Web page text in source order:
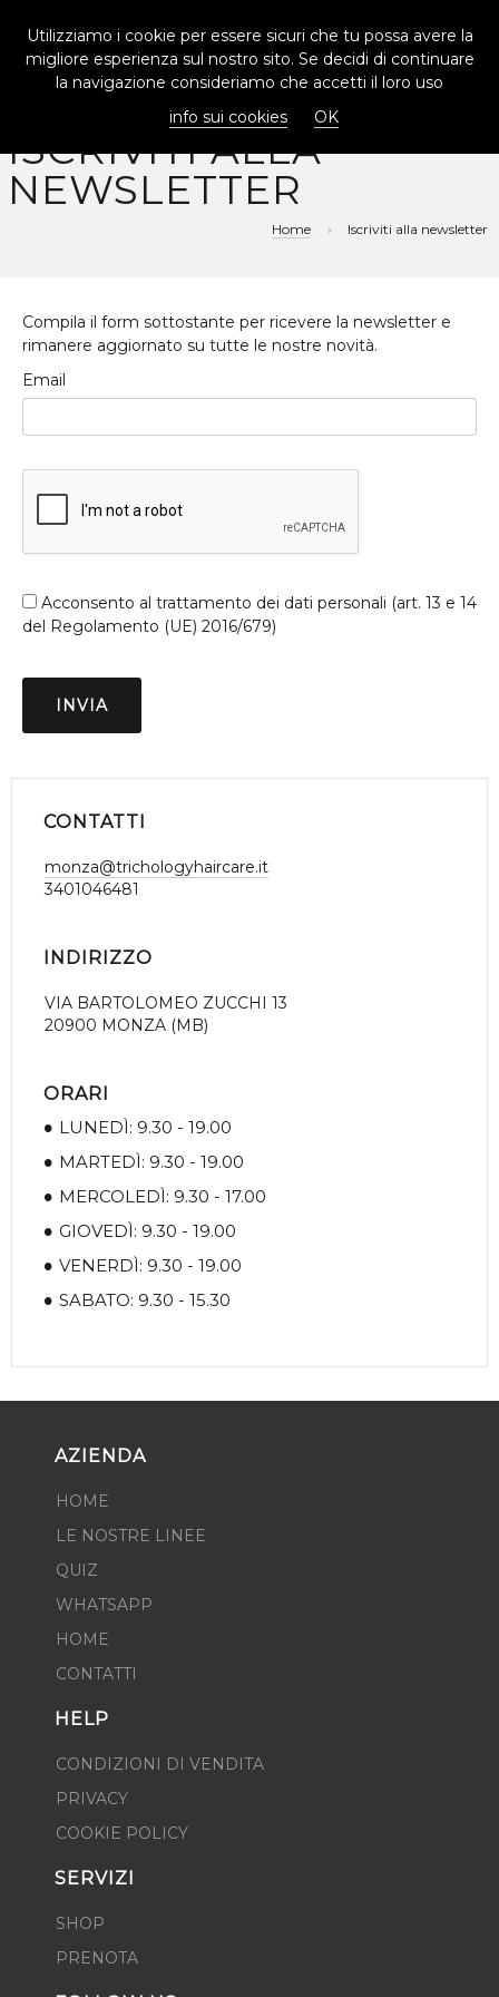
ISCRIVITI ALLA
NEWSLETTER
Home Iscriviti alla newsletter
Compila il form sottostante per ricevere la newsletter e
rimanere aggiornato su tutte le nostre novità.
Email
Acconsento al trattamento dei dati personali (art. 13 e 14
del Regolamento (UE) 2016/679)
CONTATTI
monza@trichologyhaircare.it
3401046481
INDIRIZZO
VIA BARTOLOMEO ZUCCHI 13
20900 MONZA (MB)
ORARI
LUNEDÌ: 9.30 - 19.00
MARTEDÌ: 9.30 - 19.00
MERCOLEDÌ: 9.30 - 17.00
GIOVEDÌ: 9.30 - 19.00
VENERDÌ: 9.30 - 19.00
SABATO: 9.30 - 15.30
AZIENDA
HOME
LE NOSTRE LINEE
QUIZ
WHATSAPP
HOME
CONTATTI
HELP
CONDIZIONI DI VENDITA
PRIVACY
COOKIE POLICY
SERVIZI
SHOP
PRENOTA
Utilizziamo i cookie per essere sicuri che tu possa avere la
migliore esperienza sul nostro sito. Se decidi di continuare
la navigazione consideriamo che accetti il loro uso
info sui cookies
OK